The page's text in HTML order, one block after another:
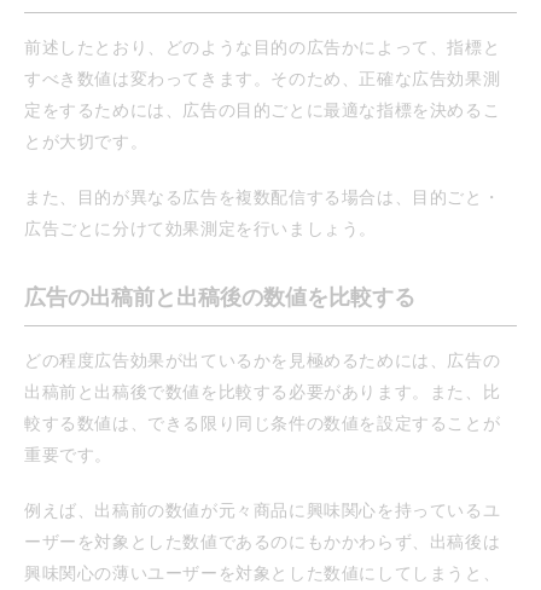
前述したとおり、どのような目的の広告かによって、指標と
すべき数値は変わってきます。そのため、正確な広告効果測
定をするためには、広告の目的ごとに最適な指標を決めるこ
とが大切です。
また、目的が異なる広告を複数配信する場合は、目的ごと・
広告ごとに分けて効果測定を行いましょう。
広告の出稿前と出稿後の数値を比較する
どの程度広告効果が出ているかを見極めるためには、広告の
出稿前と出稿後で数値を比較する必要があります。また、比
較する数値は、できる限り同じ条件の数値を設定することが
重要です。
例えば、出稿前の数値が元々商品に興味関心を持っているユ
ーザーを対象とした数値であるのにもかかわらず、出稿後は
興味関心の薄いユーザーを対象とした数値にしてしまうと、